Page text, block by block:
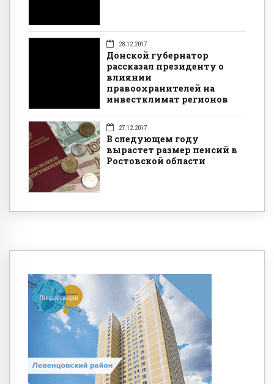
28.12.2017
Донской губернатор
рассказал президенту о
влиянии
правоохранителей на
инвестклимат регионов
27.12.2017
В следующем году
вырастет размер пенсий в
Ростовской области